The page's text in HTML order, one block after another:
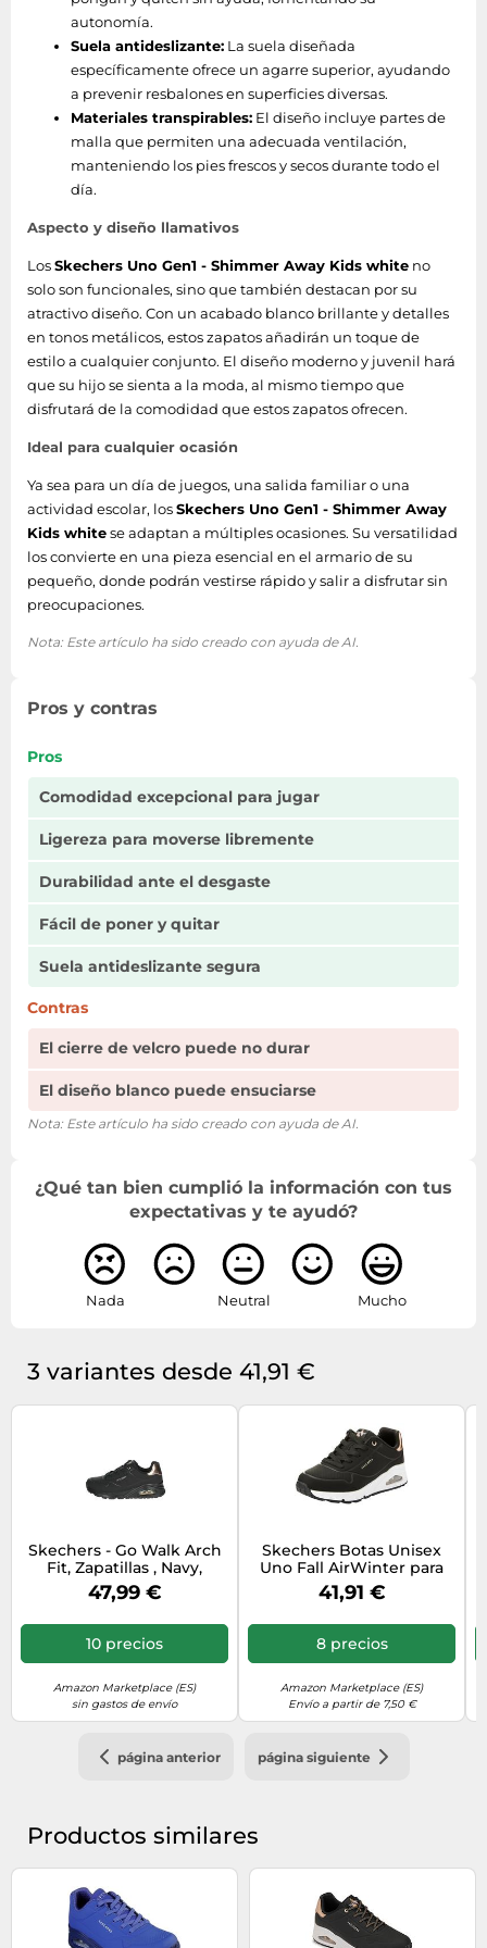
autonomía.
Suela antideslizante: La suela diseñada
específicamente ofrece un agarre superior, ayudando
a prevenir resbalones en superficies diversas.
Materiales transpirables: El diseño incluye partes de
malla que permiten una adecuada ventilación,
manteniendo los pies frescos y secos durante todo el
día.
Aspecto y diseño llamativos
LosSkechers Uno Gen1 - Shimmer Away Kids white no
solo son funcionales, sino que también destacan por su
atractivo diseño. Con un acabado blanco brillante y detalles
en tonos metálicos, estos zapatos añadirán un toque de
estilo a cualquier conjunto. El diseño moderno y juvenil hará
que su hijo se sienta a la moda, al mismo tiempo que
disfrutará de la comodidad que estos zapatos ofrecen.
Ideal para cualquier ocasión
Ya sea para un día de juegos, una salida familiar o una
actividad escolar, losSkechers Uno Gen1 - Shimmer Away
Kids whitese adaptan a múltiples ocasiones. Su versatilidad
los convierte en una pieza esencial en el armario de su
pequeño, donde podrán vestirse rápido y salir a disfrutar sin
preocupaciones.
Nota: Este artículo ha sido creado con ayuda de AI.
Pros y contras
Pros
Comodidad excepcional para jugar
Ligereza para moverse libremente
Durabilidad ante el desgaste
Fácil de poner y quitar
Suela antideslizante segura
Contras
El cierre de velcro puede no durar
El diseño blanco puede ensuciarse
Nota: Este artículo ha sido creado con ayuda de AI.
¿Qué tan bien cumplió la información con tus
expectativas y te ayudó?
Nada Neutral Mucho
3 variantes desde 41,91 €
Skechers - Go Walk Arch
Fit, Zapatillas , Navy,
47,99 €
10 precios
Amazon Marketplace (ES)
sin gastos de envío
Skechers Botas Unisex
Uno Fall AirWinter para
niños, Ribete sintético
Negro, 13 UK Child
41,91 €
8 precios
Amazon Marketplace (ES)
Envío a partir de 7,50 €
página anterior página siguiente
Productos similares